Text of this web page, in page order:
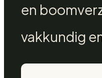
en
vakkundig